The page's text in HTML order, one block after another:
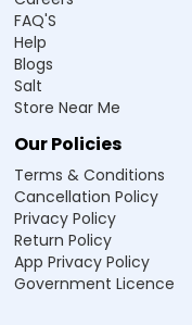
Naprozee DM
Naproxen Sodium
दुष्परिणाम होऊ शकतात.
व्यक्तीची प्रतिक्रिया
कोणतीही अनोखी लक्षणे
मळमळ किंवा उलटी
पोटदुखीकिंवा पोटातील
अपचन किंवा जळजळ
फुगलेपणा किंवा गॅस
गरगरणे किंवा डोकेदुखी
झोप येणे किंवा थकवा
जुलाब (diarrhoea)
तोंड कोरडे पडणे
FAQ'S
Help
Blogs
Salt
Store Near Me
Our Policies
Terms & Conditions
Cancellation Policy
Privacy Policy
Return Policy
App Privacy Policy
Government Licence